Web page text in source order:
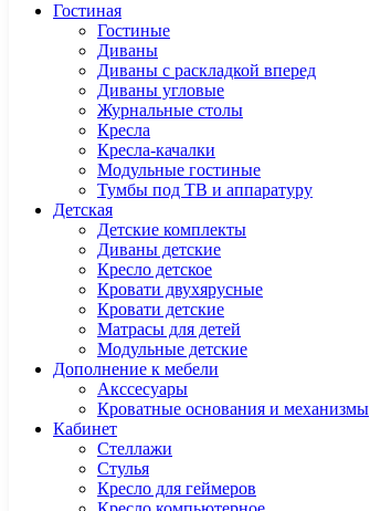
Гостиная
Гостиные
Диваны
Диваны с раскладкой вперед
Диваны угловые
Журнальные столы
Кресла
Кресла-качалки
Модульные гостиные
Тумбы под ТВ и аппаратуру
Детская
Детские комплекты
Диваны детские
Кресло детское
Кровати двухярусные
Кровати детские
Матрасы для детей
Модульные детские
Дополнение к мебели
Акссесуары
Кроватные основания и механизмы
Кабинет
Cтеллажи
Cтулья
Кресло для геймеров